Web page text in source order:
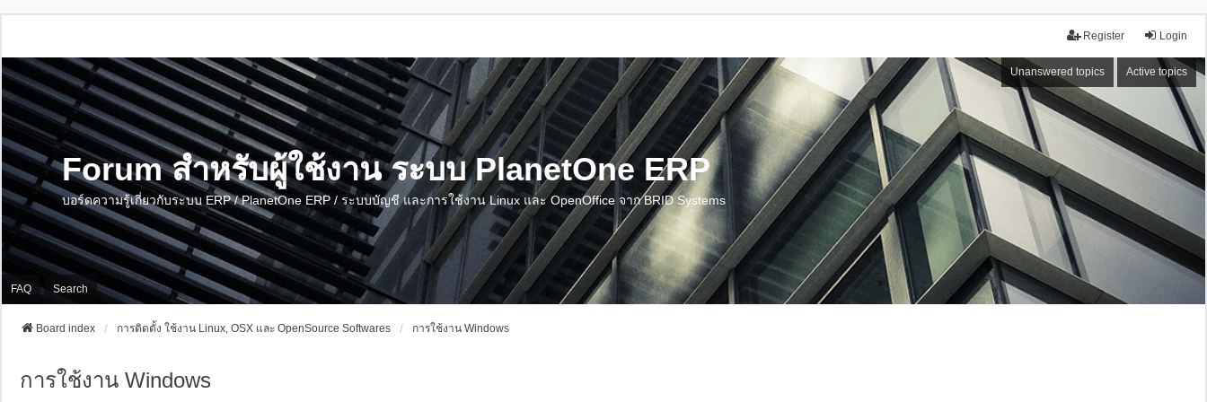
Login
Register
Unanswered topics Active topics
Forum สำหรับผู้ใช้งาน ระบบ PlanetOne ERP
บอร์ดความรู้เกี่ยวกับระบบ ERP / PlanetOne ERP / ระบบบัญชี และการใช้งาน Linux และ OpenOffice จาก BRID Systems
FAQ Search
Board index การติดตั้ง ใช้งาน Linux, OSX และ OpenSource Softwares การใช้งาน Windows
การใช้งาน Windows